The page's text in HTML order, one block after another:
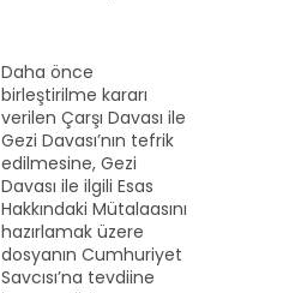
Daha önce
birleştirilme kararı
verilen Çarşı Davası ile
Gezi Davası’nın tefrik
edilmesine, Gezi
Davası ile ilgili Esas
Hakkındaki Mütalaasını
hazırlamak üzere
dosyanın Cumhuriyet
Savcısı’na tevdiine